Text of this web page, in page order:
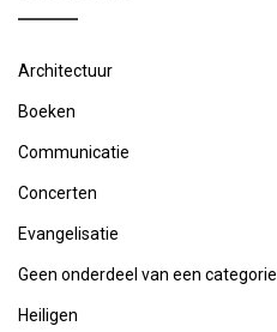
Architectuur
Boeken
Communicatie
Concerten
Evangelisatie
Geen onderdeel van een categorie
Heiligen